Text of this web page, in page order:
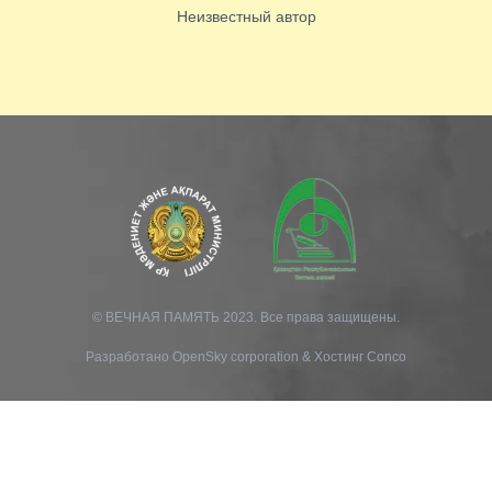
Неизвестный автор
© ВЕЧНАЯ ПАМЯТЬ 2023. Все права защищены.
Разработано OpenSky corporation & Хостинг Conco